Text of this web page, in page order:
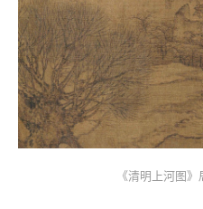
《清明上河图》